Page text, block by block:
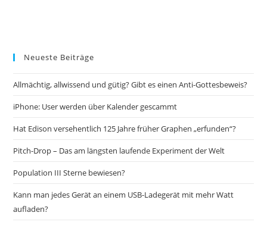
Neueste Beiträge
Allmächtig, allwissend und gütig? Gibt es einen Anti-Gottesbeweis?
iPhone: User werden über Kalender gescammt
Hat Edison versehentlich 125 Jahre früher Graphen „erfunden“?
Pitch-Drop – Das am längsten laufende Experiment der Welt
Population III Sterne bewiesen?
Kann man jedes Gerät an einem USB-Ladegerät mit mehr Watt
aufladen?